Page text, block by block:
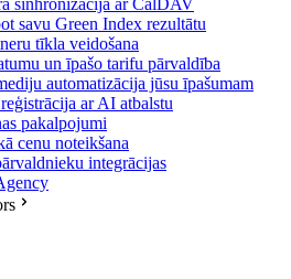
sinhronizācija ar CalDAV
savu Green Index rezultātu
tīkla veidošana
un īpašo tarifu pārvaldība
automatizācija jūsu īpašumam
ar AI atbalstu
pakalpojumi
cenu noteikšana
integrācijas